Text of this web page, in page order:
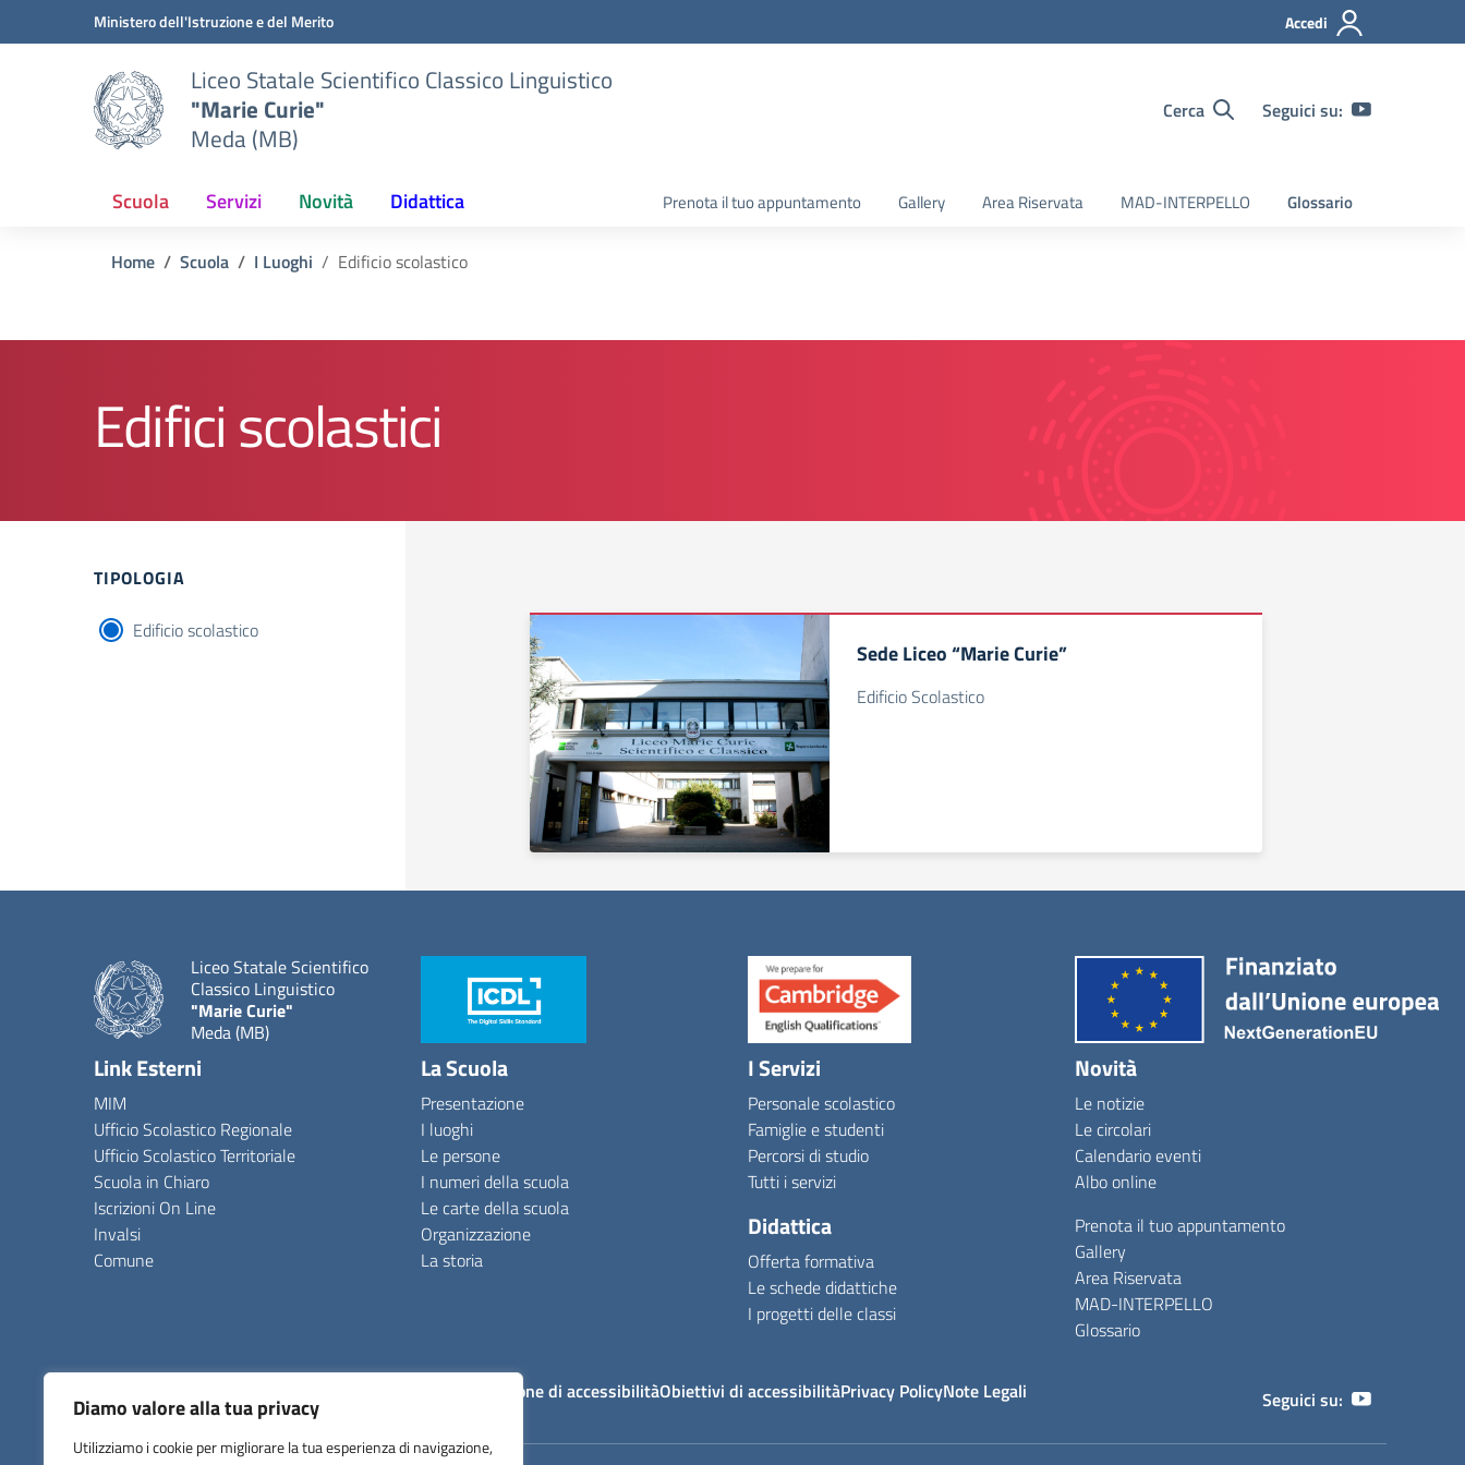
Diamo valore alla tua privacy
Utilizziamo i cookie per migliorare la tua esperienza di navigazione,
Vai ai contenuti
Vai al menu di navigazioneMinistero dell'Istruzione e del Merito Accedi
Liceo Statale Scientifico Classico Linguistico
"Marie Curie"
Meda (MB)
Cerca Seguici su:
Scuola Servizi Novità Didattica Prenota il tuo appuntamento Gallery Area Riservata MAD-INTERPELLO Glossario
Home Scuola I Luoghi Edificio scolastico
Edifici scolastici
TIPOLOGIA
Edificio scolastico
Sede Liceo “Marie Curie”
Edificio Scolastico
Liceo Statale Scientifico
Classico Linguistico
"Marie Curie"
Meda (MB)
Link Esterni
MIM
Ufficio Scolastico Regionale
Ufficio Scolastico Territoriale
Scuola in Chiaro
Iscrizioni On Line
Invalsi
Comune
La Scuola
Presentazione
I luoghi
Le persone
I numeri della scuola
Le carte della scuola
Organizzazione
La storia
I Servizi
Personale scolastico
Famiglie e studenti
Percorsi di studio
Tutti i servizi
Didattica
Offerta formativa
Le schede didattiche
I progetti delle classi
Novità
Le notizie
Le circolari
Calendario eventi
Albo online
Prenota il tuo appuntamento
Gallery
Area Riservata
MAD-INTERPELLO
Glossario
Dichiarazione di accessibilitàObiettivi di accessibilitàPrivacy PolicyNote Legali Seguici su: